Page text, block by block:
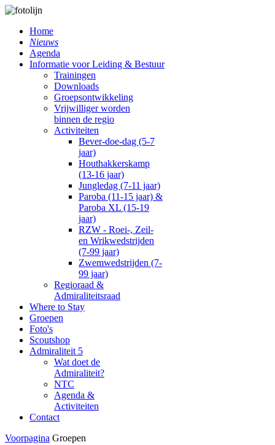
Home
Nieuws
Agenda
Informatie voor Leiding & Bestuur
Trainingen
Downloads
Groepsontwikkeling
Vrijwilliger worden
binnen de regio
Activiteiten
Bever-doe-dag (5-7
jaar)
Houthakkerskamp
(13-16 jaar)
Jungledag (7-11 jaar)
Paroba (11-15 jaar) &
Paroba XL (15-19
jaar)
RZW - Roei-, Zeil-
en Wrikwedstrijden
(7-99 jaar)
Zwemwedstrijden (7-
99 jaar)
Regioraad &
Admiraliteitsraad
Where to Stay
Groepen
Foto's
Scoutshop
Admiraliteit 5
Wat doet de
Admiraliteit?
NTC
Agenda &
Activiteiten
Contact
Voorpagina Groepen